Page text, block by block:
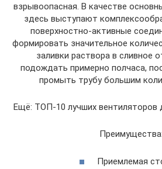
взрывоопасная. В качестве
здесь выступают
поверхностно-активные
формировать значительное
заливки раствора в сливное
подождать примерно полчаса,
промыть трубу большим
Ещё: ТОП-10 лучших вентиляторов
Преимущества:
Приемлемая